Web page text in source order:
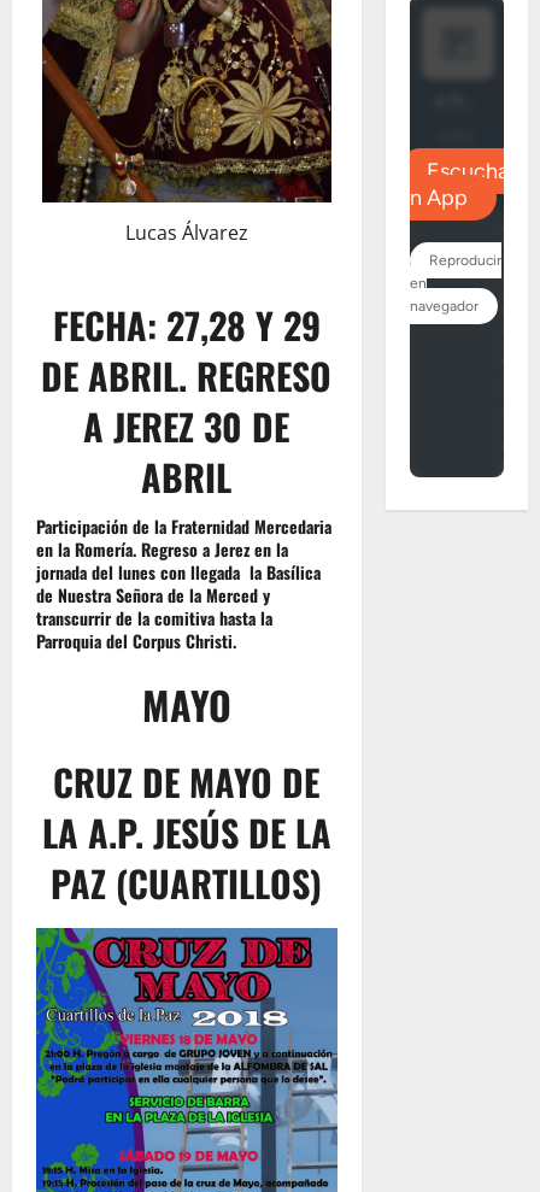
Lucas Álvarez
FECHA: 27,28 Y 29
DE ABRIL. REGRESO
A JEREZ 30 DE
ABRIL
Participación de la Fraternidad Mercedaria
en la Romería. Regreso a Jerez en la
jornada del lunes con llegada la Basílica
de Nuestra Señora de la Merced y
transcurrir de la comitiva hasta la
Parroquia del Corpus Christi.
MAYO
CRUZ DE MAYO DE
LA A.P. JESÚS DE LA
PAZ (CUARTILLOS)